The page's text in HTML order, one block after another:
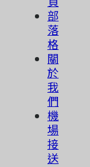
部
落
格
關
於
我
們
機
場
接
送